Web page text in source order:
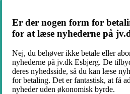
Er der nogen form for
for at læse nyhederne på
Nej, du behøver ikke betale eller
nyhederne på jv.dk Esbjerg. De
deres nyhedsside, så du kan læse
for betaling. Det er fantastisk, at få
nyheder uden økonomisk byrde.